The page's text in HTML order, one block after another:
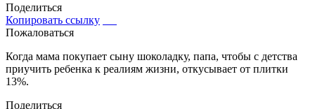
Поделиться
Копировать ссылку
Пожаловаться
Когда мама покупает сыну шоколадку, папа, чтобы с детства
приучить ребенка к реалиям жизни, откусывает от плитки
13%.
Поделиться